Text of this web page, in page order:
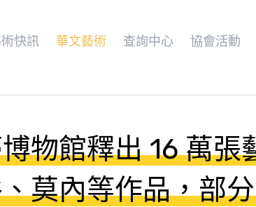
快訊 華文藝術 查詢中心 協會活動
物館釋出 16 萬張
莫內等作品，部